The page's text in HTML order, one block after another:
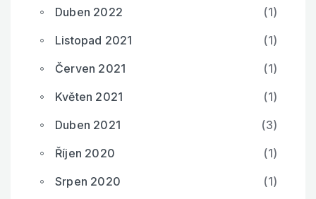
Duben 2022
(1)
Listopad 2021
(1)
Červen 2021
(1)
Květen 2021
(1)
Duben 2021
(3)
Říjen 2020
(1)
Srpen 2020
(1)